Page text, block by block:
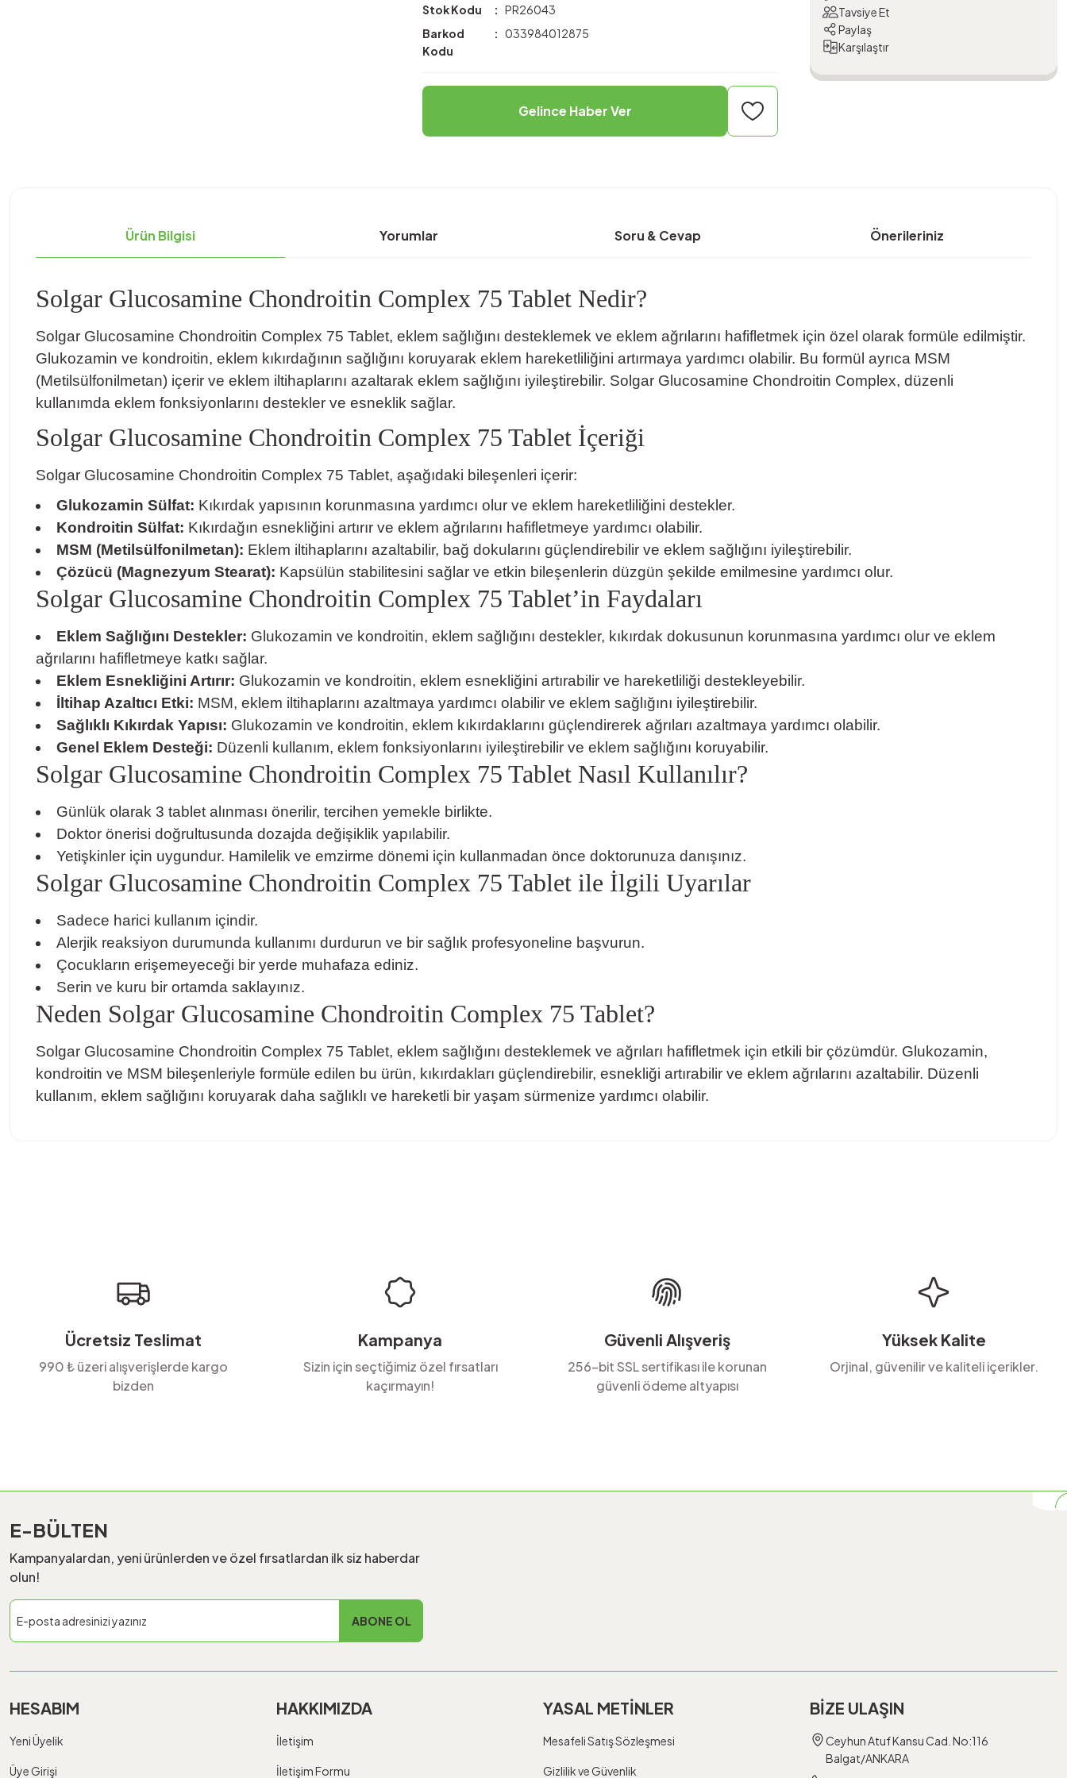
Stok Kodu
PR26043
Barkod
Kodu
033984012875
Gelince Haber Ver
Tavsiye Et
Paylaş
Karşılaştır
Ürün Bilgisi Yorumlar Soru & Cevap Önerileriniz
Solgar Glucosamine Chondroitin Complex 75 Tablet Nedir?
Solgar Glucosamine Chondroitin Complex 75 Tablet, eklem sağlığını desteklemek ve eklem ağrılarını hafifletmek için özel olarak formüle edilmiştir.
Glukozamin ve kondroitin, eklem kıkırdağının sağlığını koruyarak eklem hareketliliğini artırmaya yardımcı olabilir. Bu formül ayrıca MSM
(Metilsülfonilmetan) içerir ve eklem iltihaplarını azaltarak eklem sağlığını iyileştirebilir. Solgar Glucosamine Chondroitin Complex, düzenli
kullanımda eklem fonksiyonlarını destekler ve esneklik sağlar.
Solgar Glucosamine Chondroitin Complex 75 Tablet İçeriği
Solgar Glucosamine Chondroitin Complex 75 Tablet, aşağıdaki bileşenleri içerir:
Glukozamin Sülfat: Kıkırdak yapısının korunmasına yardımcı olur ve eklem hareketliliğini destekler.
Kondroitin Sülfat: Kıkırdağın esnekliğini artırır ve eklem ağrılarını hafifletmeye yardımcı olabilir.
MSM (Metilsülfonilmetan): Eklem iltihaplarını azaltabilir, bağ dokularını güçlendirebilir ve eklem sağlığını iyileştirebilir.
Çözücü (Magnezyum Stearat): Kapsülün stabilitesini sağlar ve etkin bileşenlerin düzgün şekilde emilmesine yardımcı olur.
Solgar Glucosamine Chondroitin Complex 75 Tablet’in Faydaları
Eklem Sağlığını Destekler: Glukozamin ve kondroitin, eklem sağlığını destekler, kıkırdak dokusunun korunmasına yardımcı olur ve eklem
ağrılarını hafifletmeye katkı sağlar.
Eklem Esnekliğini Artırır: Glukozamin ve kondroitin, eklem esnekliğini artırabilir ve hareketliliği destekleyebilir.
İltihap Azaltıcı Etki: MSM, eklem iltihaplarını azaltmaya yardımcı olabilir ve eklem sağlığını iyileştirebilir.
Sağlıklı Kıkırdak Yapısı: Glukozamin ve kondroitin, eklem kıkırdaklarını güçlendirerek ağrıları azaltmaya yardımcı olabilir.
Genel Eklem Desteği: Düzenli kullanım, eklem fonksiyonlarını iyileştirebilir ve eklem sağlığını koruyabilir.
Solgar Glucosamine Chondroitin Complex 75 Tablet Nasıl Kullanılır?
Günlük olarak 3 tablet alınması önerilir, tercihen yemekle birlikte.
Doktor önerisi doğrultusunda dozajda değişiklik yapılabilir.
Yetişkinler için uygundur. Hamilelik ve emzirme dönemi için kullanmadan önce doktorunuza danışınız.
Solgar Glucosamine Chondroitin Complex 75 Tablet ile İlgili Uyarılar
Sadece harici kullanım içindir.
Alerjik reaksiyon durumunda kullanımı durdurun ve bir sağlık profesyoneline başvurun.
Çocukların erişemeyeceği bir yerde muhafaza ediniz.
Serin ve kuru bir ortamda saklayınız.
Neden Solgar Glucosamine Chondroitin Complex 75 Tablet?
Solgar Glucosamine Chondroitin Complex 75 Tablet, eklem sağlığını desteklemek ve ağrıları hafifletmek için etkili bir çözümdür. Glukozamin,
kondroitin ve MSM bileşenleriyle formüle edilen bu ürün, kıkırdakları güçlendirebilir, esnekliği artırabilir ve eklem ağrılarını azaltabilir. Düzenli
kullanım, eklem sağlığını koruyarak daha sağlıklı ve hareketli bir yaşam sürmenize yardımcı olabilir.
Bu ürüne benzer farklı alternatifler olmalı.
Ücretsiz Teslimat
990 ₺ üzeri alışverişlerde kargo
bizden
Kampanya
Sizin için seçtiğimiz özel fırsatları
kaçırmayın!
Güvenli Alışveriş
256-bit SSL sertifikası ile korunan
güvenli ödeme altyapısı
Yüksek Kalite
Orjinal, güvenilir ve kaliteli içerikler.
E-BÜLTEN
Kampanyalardan, yeni ürünlerden ve özel fırsatlardan ilk siz haberdar
olun!
ABONE OL
HESABIM
Yeni Üyelik
Üye Girişi
HAKKIMIZDA
İletişim
İletişim Formu
YASAL METİNLER
Mesafeli Satış Sözleşmesi
Gizlilik ve Güvenlik
BİZE ULAŞIN
Ceyhun Atuf Kansu Cad. No:116
Balgat/ANKARA